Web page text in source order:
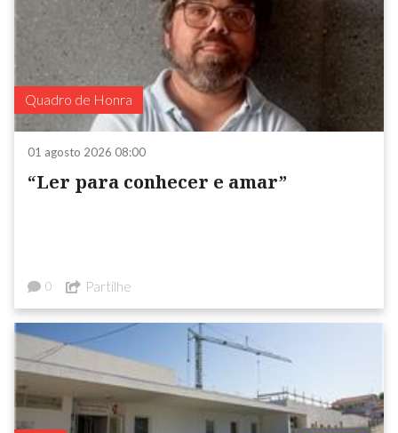
Quadro de Honra
01 agosto 2026 08:00
“Ler para conhecer e amar”
0 Partilhe